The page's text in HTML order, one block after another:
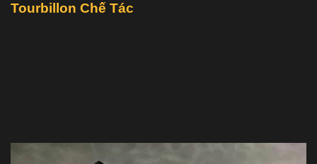
Tourbillon Chế Tác